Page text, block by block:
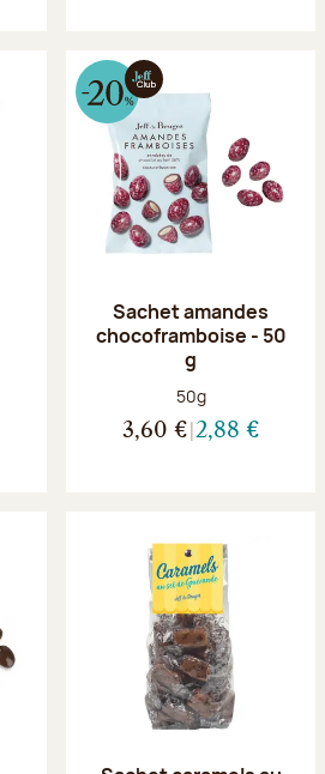
Sachet amandes
chocoframboise - 50
g
Poids net :
50g
3,60 € 2,88 €